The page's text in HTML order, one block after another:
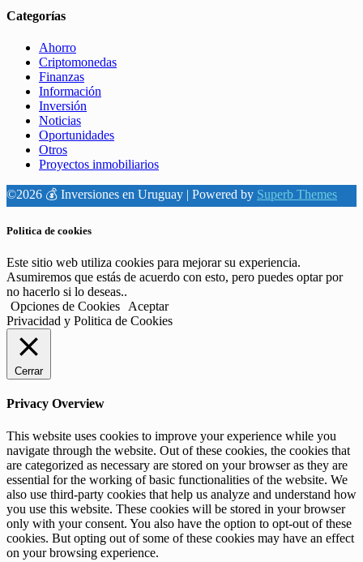
Categorías
Ahorro
Criptomonedas
Finanzas
Información
Inversión
Noticias
Oportunidades
Otros
Proyectos inmobiliarios
©2026 💰 Inversiones en Uruguay | Powered by Superb Themes
Politica de cookies
Este sitio web utiliza cookies para mejorar su experiencia.
Asumiremos que estás de acuerdo con esto, pero puedes optar por
no hacerlo si lo deseas..
Opciones de Cookies
Aceptar
Privacidad y Politica de Cookies
Cerrar
Privacy Overview
This website uses cookies to improve your experience while you
navigate through the website. Out of these cookies, the cookies that
are categorized as necessary are stored on your browser as they are
essential for the working of basic functionalities of the website. We
also use third-party cookies that help us analyze and understand how
you use this website. These cookies will be stored in your browser
only with your consent. You also have the option to opt-out of these
cookies. But opting out of some of these cookies may have an effect
on your browsing experience.